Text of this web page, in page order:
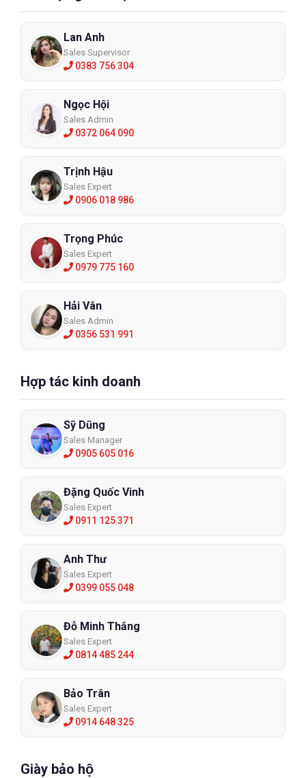
Lan Anh
Sales Supervisor
0383 756 304
Ngọc Hội
Sales Admin
0372 064 090
Trịnh Hậu
Sales Expert
0906 018 986
Trọng Phúc
Sales Expert
0979 775 160
Hải Vân
Sales Admin
0356 531 991
Hợp tác kinh doanh
Sỹ Dũng
Sales Manager
0905 605 016
Đặng Quốc Vinh
Sales Expert
0911 125 371
Anh Thư
Sales Expert
0399 055 048
Đỗ Minh Thắng
Sales Expert
0814 485 244
Bảo Trân
Sales Expert
0914 648 325
Giày bảo hộ